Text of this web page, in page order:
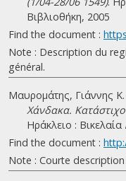
Βιβλιοθήκη, 2005
Find the document :
Note : Description du
général.
Μαυρομάτης, Γιάννης Κ.
Χάνδακα.
Ηράκλειο :
Find the document :
Note : Courte